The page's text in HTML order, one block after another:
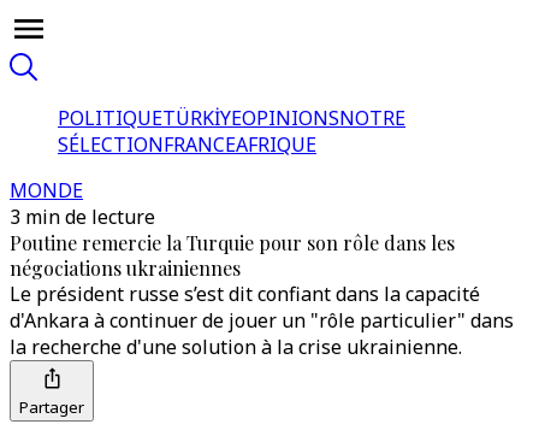
POLITIQUETÜRKİYEOPINIONSNOTRE
SÉLECTIONFRANCEAFRIQUE
MONDE
3 min de lecture
Poutine remercie la Turquie pour son rôle dans les
négociations ukrainiennes
Le président russe s’est dit confiant dans la capacité
d'Ankara à continuer de jouer un "rôle particulier" dans
la recherche d'une solution à la crise ukrainienne.
Partager